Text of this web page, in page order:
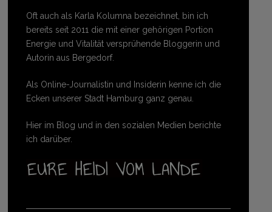
Oft auch als Karla Kolumna bezeichnet, bin ich
bereits seit 2011 die mit einer gehörigen Portion
Energie und Vitalität versprühende Bloggerin und
Autorin aus Bergedorf.
Als Online-Journalistin und Insiderin kenne ich die
Ecken unserer Stadt Hamburg ganz genau.
Hier im Blog und in den sozialen Medien berichte
ich darüber.